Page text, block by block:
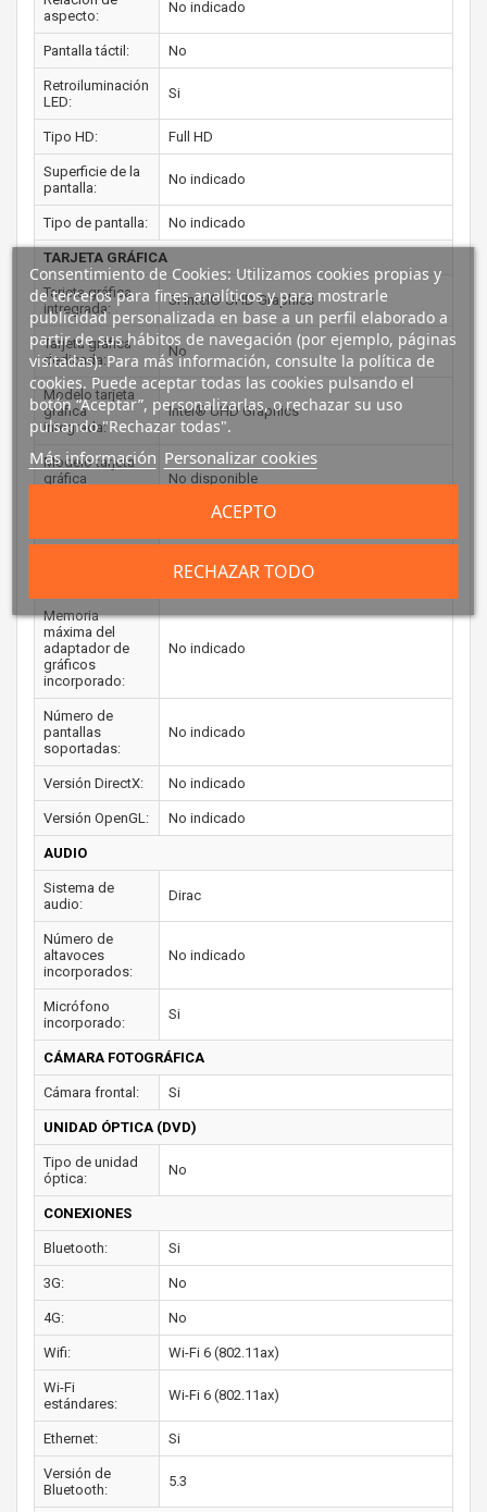
aspecto:
No indicado
Pantalla táctil: No
Retroiluminación
LED:
Si
Tipo HD: Full HD
Superficie de la
pantalla:
No indicado
Tipo de pantalla: No indicado
TARJETA GRÁFICA
Tarjeta gráfica
intregrada:
Si Intel® UHD Graphics
Tarjeta gráfica
dedicada:
No
Modelo tarjeta
gráfica
integrada:
Intel® UHD Graphics
Modelo tarjeta
gráfica
No disponible
No indicado
Memoria
máxima del
adaptador de
gráficos
incorporado:
No indicado
Número de
pantallas
soportadas:
No indicado
Versión DirectX: No indicado
Versión OpenGL: No indicado
AUDIO
Sistema de
audio:
Dirac
Número de
altavoces
incorporados:
No indicado
Micrófono
incorporado:
Si
CÁMARA FOTOGRÁFICA
Cámara frontal: Si
UNIDAD ÓPTICA (DVD)
Tipo de unidad
óptica:
No
CONEXIONES
Bluetooth: Si
3G: No
4G: No
Wifi: Wi-Fi 6 (802.11ax)
Wi-Fi
estándares:
Wi-Fi 6 (802.11ax)
Ethernet: Si
Versión de
Bluetooth:
5.3
Consentimiento de Cookies: Utilizamos cookies propias y
de terceros para fines analíticos y para mostrarle
publicidad personalizada en base a un perfil elaborado a
partir de sus hábitos de navegación (por ejemplo, páginas
visitadas). Para más información, consulte la política de
cookies. Puede aceptar todas las cookies pulsando el
botón “Aceptar”, personalizarlas, o rechazar su uso
pulsando "Rechazar todas".
Más información Personalizar cookies
RECHAZAR TODO
ACEPTO